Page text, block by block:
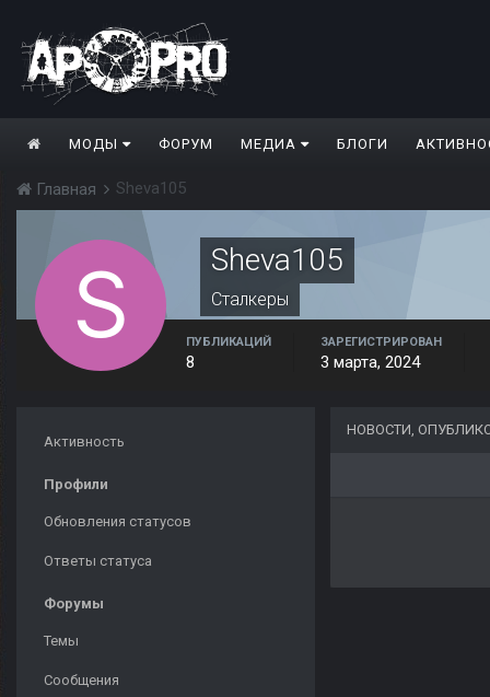
МОДЫ ФОРУМ МЕДИА БЛОГИ
Главная Sheva105
Sheva105
Сталкеры
ПУБЛИКАЦИЙ
8
ЗАРЕГИСТРИРОВАН
3 марта, 2024
Активность
Профили
Обновления статусов
Ответы статуса
Форумы
Темы
Сообщения
НОВОСТИ,